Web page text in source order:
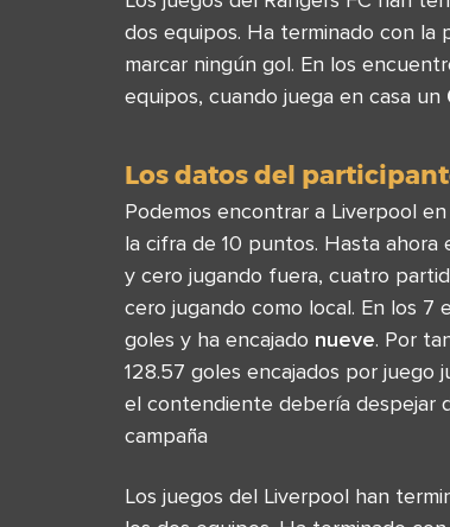
dos equipos. Ha terminado con la
marcar ningún gol. En los
equipos, cuando juega en casa un
Los datos del
Podemos encontrar a Liverpool
la cifra de 10 puntos. Hasta
y cero jugando fuera, cuatro
cero jugando como local. En los 7
goles y ha encajado nueve. Por
128.57 goles encajados por juego
el contendiente debería despejar
campaña
Los juegos del Liverpool han